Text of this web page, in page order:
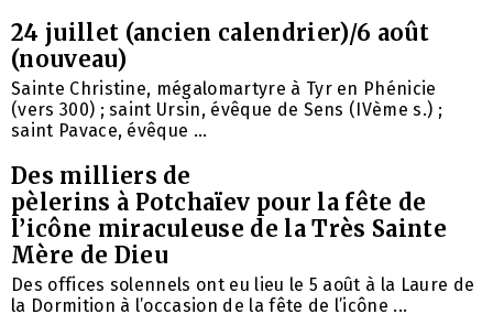
24 juillet (ancien calendrier)/6 août
(nouveau)
Sainte Christine, mégalomartyre à Tyr en Phénicie
(vers 300) ; saint Ursin, évêque de Sens (IVème s.) ;
saint Pavace, évêque ...
Des milliers de
pèlerins à Potchaïev pour la fête de
l’icône miraculeuse de la Très Sainte
Mère de Dieu
Des offices solennels ont eu lieu le 5 août à la Laure de
la Dormition à l’occasion de la fête de l’icône ...